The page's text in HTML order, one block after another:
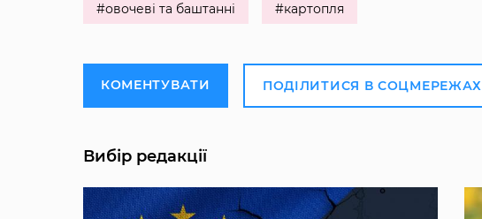
#овочеві та баштанні #картопля
КОМЕНТУВАТИ ПОДІЛИТИСЯ В СОЦМЕРЕЖАХ
Вибір редакції